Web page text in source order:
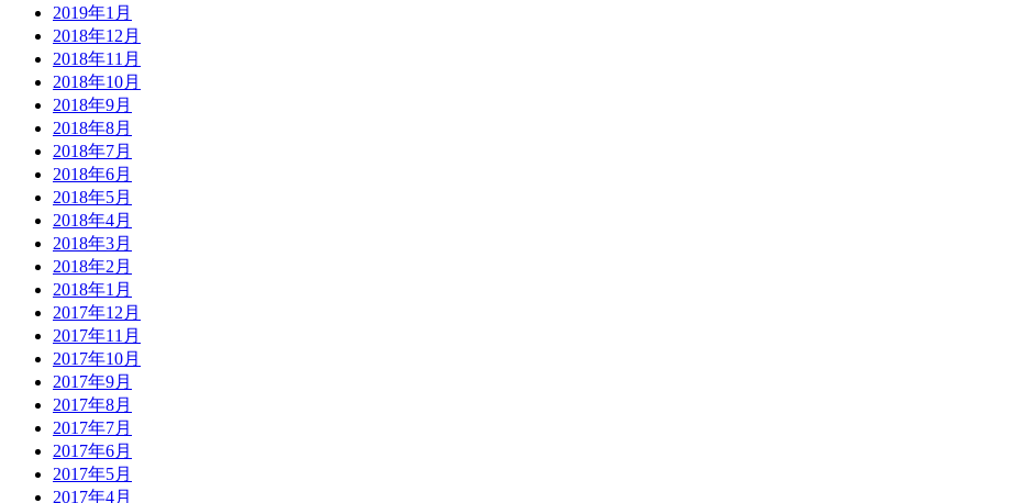
2019年1月
2018年12月
2018年11月
2018年10月
2018年9月
2018年8月
2018年7月
2018年6月
2018年5月
2018年4月
2018年3月
2018年2月
2018年1月
2017年12月
2017年11月
2017年10月
2017年9月
2017年8月
2017年7月
2017年6月
2017年5月
2017年4月